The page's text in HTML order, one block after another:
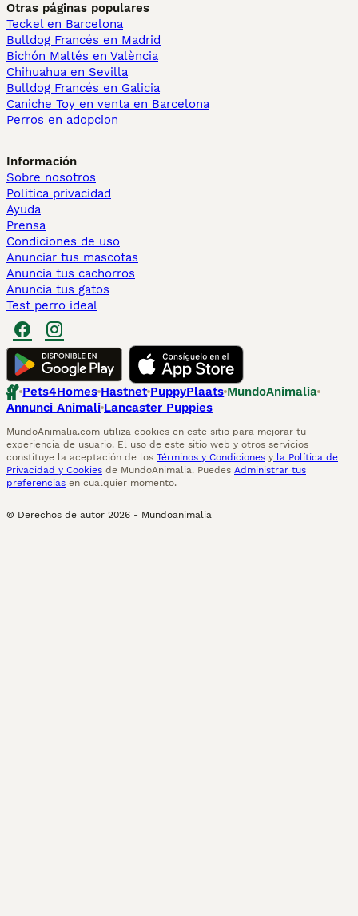
Otras páginas populares
Teckel en Barcelona
Bulldog Francés en Madrid
Bichón Maltés en València
Chihuahua en Sevilla
Bulldog Francés en Galicia
Caniche Toy en venta en Barcelona
Perros en adopcion
Información
Sobre nosotros
Politica privacidad
Ayuda
Prensa
Condiciones de uso
Anunciar tus mascotas
Anuncia tus cachorros
Anuncia tus gatos
Test perro ideal
Pets4Homes Hastnet PuppyPlaats MundoAnimalia
Annunci Animali Lancaster Puppies
MundoAnimalia.com utiliza cookies en este sitio para mejorar tu
experiencia de usuario. El uso de este sitio web y otros servicios
constituye la aceptación de los Términos y Condiciones y la Política de
Privacidad y Cookies de MundoAnimalia. Puedes Administrar tus
preferencias en cualquier momento.
© Derechos de autor 2026 - Mundoanimalia